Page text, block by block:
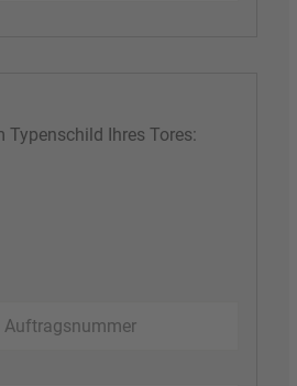
Typenschild Ihres Tores: